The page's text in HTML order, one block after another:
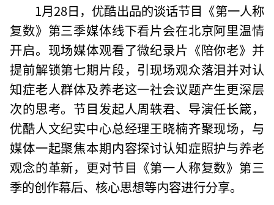
1月28日，优酷出品的谈话节目《第一人称
复数》第三季媒体线下看片会在北京阿里温情
开启。现场媒体观看了微纪录片《陪你老》并
提前解锁第七期片段，引现场观众落泪并对认
知症老人群体及养老这一社会议题产生更深层
次的思考。节目发起人周轶君、导演任长箴，
优酷人文纪实中心总经理王晓楠齐聚现场，与
媒体一起聚焦本期内容探讨认知症照护与养老
观念的革新，更对节目《第一人称复数》第三
季的创作幕后、核心思想等内容进行分享。